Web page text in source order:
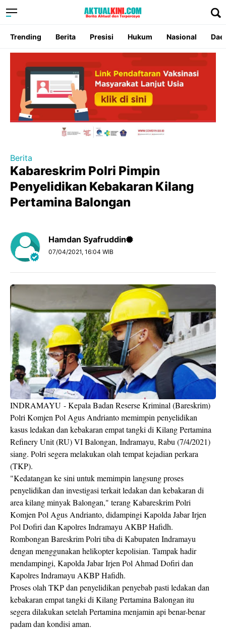
Trending Berita Presisi Hukum Nasional
Berita
Kabareskrim Polri Pimpin
Penyelidikan Kebakaran Kilang
Pertamina Balongan
Hamdan Syafruddin
07/04/2021, 16:04 WIB
INDRAMAYU - Kepala Badan Reserse Kriminal (Bareskrim)
Polri Komjen Pol Agus Andrianto memimpin penyelidikan
kasus ledakan dan kebakaran empat tangki di Kilang Pertamina
Refinery Unit (RU) VI Balongan, Indramayu, Rabu (7/4/2021)
siang. Polri segera melakukan olah tempat kejadian perkara
(TKP).
"Kedatangan ke sini untuk memimpin langsung proses
penyelidikan dan investigasi terkait ledakan dan kebakaran di
area kilang minyak Balongan," terang Kabareskrim Polri
Komjen Pol Agus Andrianto, didampingi Kapolda Jabar Irjen
Pol Dofiri dan Kapolres Indramayu AKBP Hafidh.
Rombongan Bareskrim Polri tiba di Kabupaten Indramayu
dengan menggunakan helikopter kepolisian. Tampak hadir
mendampingi, Kapolda Jabar Irjen Pol Ahmad Dofiri dan
Kapolres Indramayu AKBP Hafidh.
Proses olah TKP dan penyelidikan penyebab pasti ledakan dan
kebakaran empat tangki di Kilang Pertamina Balongan itu
segera dilakukan setelah Pertamina menjamin api benar-benar
padam dan kondisi aman.